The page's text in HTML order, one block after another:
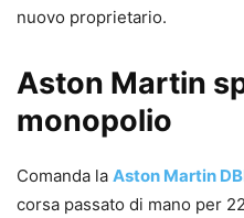
nuovo proprietario.
Aston Martin
monopolio
Comanda la Aston Martin
corsa passato di mano per